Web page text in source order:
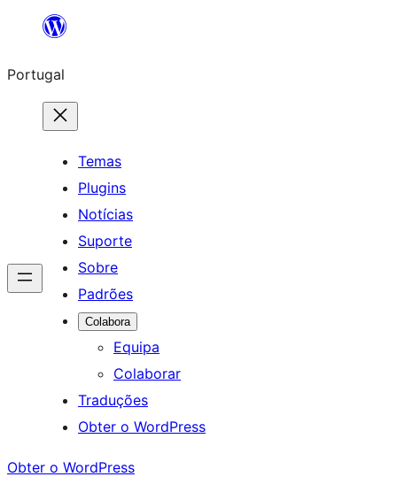
Saltar
o
conteúdo
Portugal
Temas
Plugins
Notícias
Suporte
Sobre
Padrões
Colabora
Equipa
Colaborar
Traduções
Obter o WordPress
Obter o WordPress